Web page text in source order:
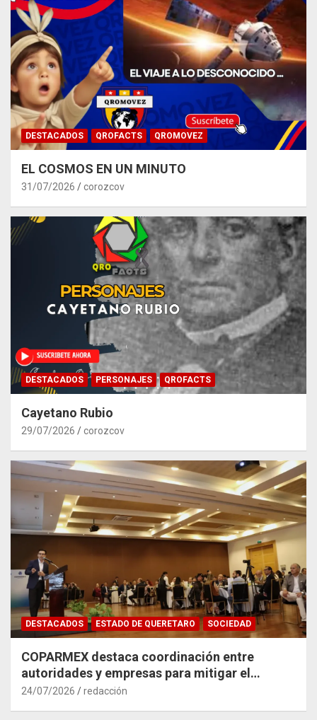
DESTACADOS QROFACTS QROMOVEZ
EL COSMOS EN UN MINUTO
31/07/2026 corozcov
DESTACADOS PERSONAJES QROFACTS
Cayetano Rubio
29/07/2026 corozcov
DESTACADOS ESTADO DE QUERETARO SOCIEDAD
COPARMEX destaca coordinación entre
autoridades y empresas para mitigar el
impacto del Tren México–Querétaro
24/07/2026 redacción